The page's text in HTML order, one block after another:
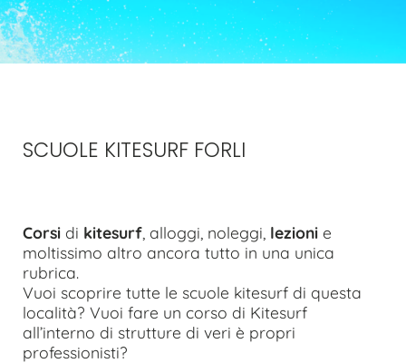
SCUOLE KITESURF FORLI
Corsi di kitesurf , alloggi, noleggi, lezioni e
moltissimo altro ancora tutto in una unica
rubrica.
Vuoi scoprire tutte le scuole kitesurf di questa
località? Vuoi fare un corso di Kitesurf
all’interno di strutture di veri è propri
professionisti?